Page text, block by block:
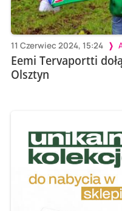
11 Czerwiec 2024, 15:24
Eemi Tervaportti
Olsztyn